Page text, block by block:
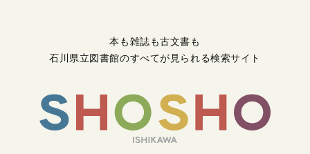
本も雑誌も古文書も
石川県立図書館のすべてが見られる検索サイト